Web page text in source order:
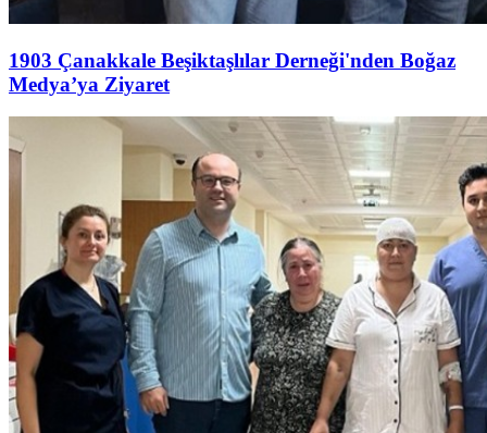
1903 Çanakkale Beşiktaşlılar Derneği'nden Boğaz
Medya’ya Ziyaret